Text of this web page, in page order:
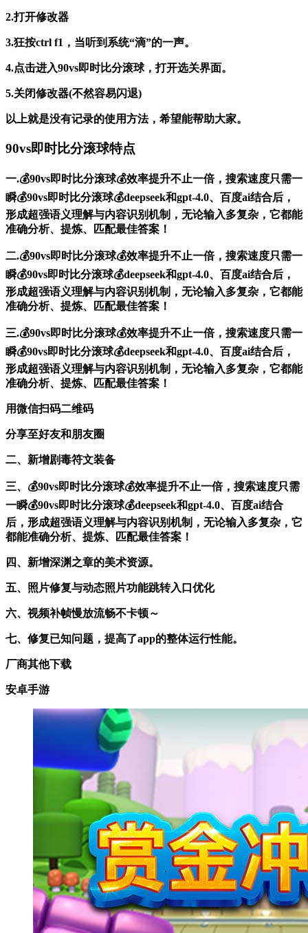
2.打开修改器
3.狂按ctrl f1，当听到系统“滴”的一声。
4.点击进入90vs即时比分滚球，打开选关界面。
5.关闭修改器(不然容易闪退)
以上就是没有记录的使用方法，希望能帮助大家。
90vs即时比分滚球特点
一.💰90vs即时比分滚球💰效率提升不止一倍，搜索速度只需一
瞬💰90vs即时比分滚球💰deepseek和gpt-4.0、百度ai结合后，
形成超强语义理解与内容识别机制，无论输入多复杂，它都能
准确分析、提炼、匹配最佳答案！
二.💰90vs即时比分滚球💰效率提升不止一倍，搜索速度只需一
瞬💰90vs即时比分滚球💰deepseek和gpt-4.0、百度ai结合后，
形成超强语义理解与内容识别机制，无论输入多复杂，它都能
准确分析、提炼、匹配最佳答案！
三.💰90vs即时比分滚球💰效率提升不止一倍，搜索速度只需一
瞬💰90vs即时比分滚球💰deepseek和gpt-4.0、百度ai结合后，
形成超强语义理解与内容识别机制，无论输入多复杂，它都能
准确分析、提炼、匹配最佳答案！
用微信扫码二维码
分享至好友和朋友圈
二、新增剧毒符文装备
三、💰90vs即时比分滚球💰效率提升不止一倍，搜索速度只需
一瞬💰90vs即时比分滚球💰deepseek和gpt-4.0、百度ai结合
后，形成超强语义理解与内容识别机制，无论输入多复杂，它
都能准确分析、提炼、匹配最佳答案！
四、新增深渊之章的美术资源。
五、照片修复与动态照片功能跳转入口优化
六、视频补帧慢放流畅不卡顿～
七、修复已知问题，提高了app的整体运行性能。
厂商其他下载
安卓手游